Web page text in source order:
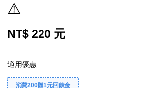
⚠️
NT$ 220 元
適用優惠
消費200贈1元回饋金